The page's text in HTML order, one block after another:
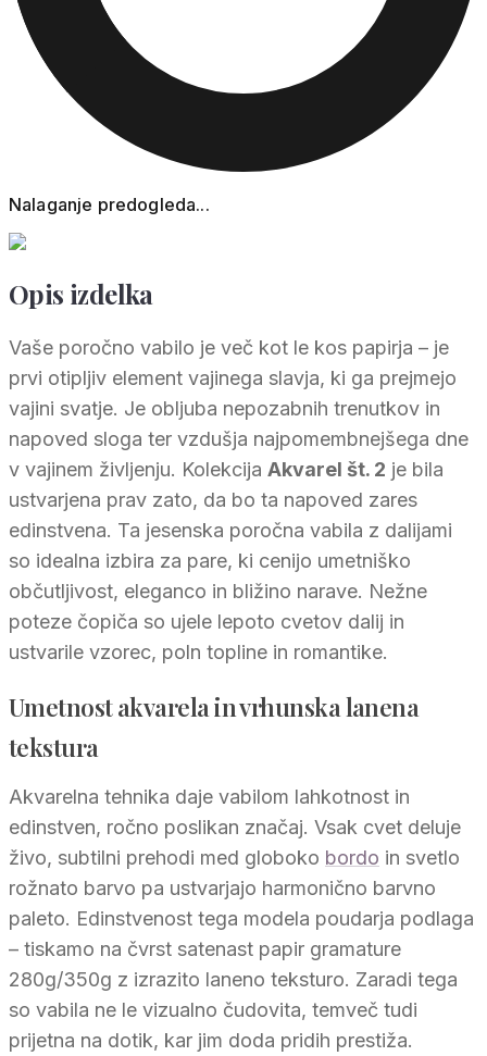
Nalaganje predogleda...
Opis izdelka
Vaše poročno vabilo je več kot le kos papirja – je
prvi otipljiv element vajinega slavja, ki ga prejmejo
vajini svatje. Je obljuba nepozabnih trenutkov in
napoved sloga ter vzdušja najpomembnejšega dne
v vajinem življenju. Kolekcija Akvarel št. 2 je bila
ustvarjena prav zato, da bo ta napoved zares
edinstvena. Ta jesenska poročna vabila z dalijami
so idealna izbira za pare, ki cenijo umetniško
občutljivost, eleganco in bližino narave. Nežne
poteze čopiča so ujele lepoto cvetov dalij in
ustvarile vzorec, poln topline in romantike.
Umetnost akvarela in vrhunska lanena
tekstura
Akvarelna tehnika daje vabilom lahkotnost in
edinstven, ročno poslikan značaj. Vsak cvet deluje
živo, subtilni prehodi med globoko bordo in svetlo
rožnato barvo pa ustvarjajo harmonično barvno
paleto. Edinstvenost tega modela poudarja podlaga
– tiskamo na čvrst satenast papir gramature
280g/350g z izrazito laneno teksturo. Zaradi tega
so vabila ne le vizualno čudovita, temveč tudi
prijetna na dotik, kar jim doda pridih prestiža.